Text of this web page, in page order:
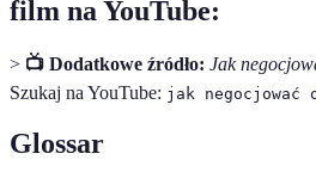
film na YouTube:
> 📺 Dodatkowe źródło: Jak
Szukaj na YouTube: jak negocjować
Glossar